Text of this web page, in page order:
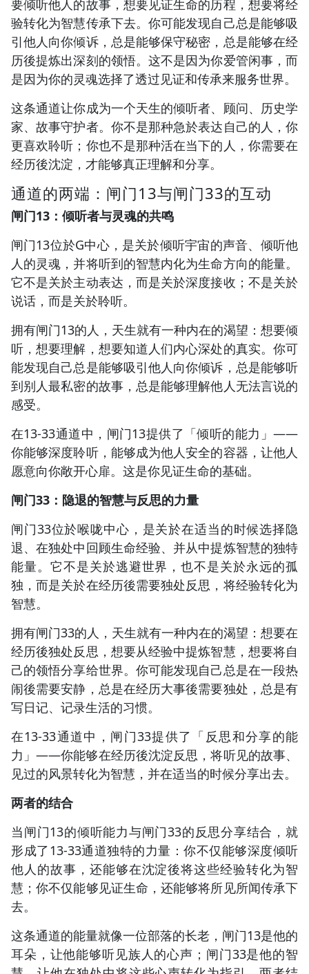
要倾听他人的故事，想要见证生命的历程，想要将经
验转化为智慧传承下去。你可能发现自己总是能够吸
引他人向你倾诉，总是能够保守秘密，总是能够在经
历後提炼出深刻的领悟。这不是因为你爱管闲事，而
是因为你的灵魂选择了透过见证和传承来服务世界。
这条通道让你成为一个天生的倾听者、顾问、历史学
家、故事守护者。你不是那种急於表达自己的人，你
更喜欢聆听；你也不是那种活在当下的人，你需要在
经历後沈淀，才能够真正理解和分享。
通道的两端：闸门13与闸门33的互动
闸门13：倾听者与灵魂的共鸣
闸门13位於G中心，是关於倾听宇宙的声音、倾听他
人的灵魂，并将听到的智慧内化为生命方向的能量。
它不是关於主动表达，而是关於深度接收；不是关於
说话，而是关於聆听。
拥有闸门13的人，天生就有一种内在的渴望：想要倾
听，想要理解，想要知道人们内心深处的真实。你可
能发现自己总是能够吸引他人向你倾诉，总是能够听
到别人最私密的故事，总是能够理解他人无法言说的
感受。
在13-33通道中，闸门13提供了「倾听的能力」——
你能够深度聆听，能够成为他人安全的容器，让他人
愿意向你敞开心扉。这是你见证生命的基础。
闸门33：隐退的智慧与反思的力量
闸门33位於喉咙中心，是关於在适当的时候选择隐
退、在独处中回顾生命经验、并从中提炼智慧的独特
能量。它不是关於逃避世界，也不是关於永远的孤
独，而是关於在经历後需要独处反思，将经验转化为
智慧。
拥有闸门33的人，天生就有一种内在的渴望：想要在
经历後独处反思，想要从经验中提炼智慧，想要将自
己的领悟分享给世界。你可能发现自己总是在一段热
闹後需要安静，总是在经历大事後需要独处，总是有
写日记、记录生活的习惯。
在13-33通道中，闸门33提供了「反思和分享的能
力」——你能够在经历後沈淀反思，将听见的故事、
见过的风景转化为智慧，并在适当的时候分享出去。
两者的结合
当闸门13的倾听能力与闸门33的反思分享结合，就
形成了13-33通道独特的力量：你不仅能够深度倾听
他人的故事，还能够在沈淀後将这些经验转化为智
慧；你不仅能够见证生命，还能够将所见所闻传承下
去。
这条通道的能量就像一位部落的长老，闸门13是他的
耳朵，让他能够听见族人的心声；闸门33是他的智